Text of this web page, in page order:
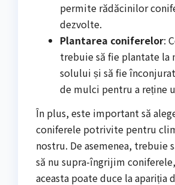
permite rădăcinilor
dezvolte.
Plantarea coniferelor:
trebuie să fie plantate la
solului și să fie
de mulci pentru a reține
În plus, este important să
coniferele potrivite pentru
nostru. De asemenea, trebuie
să nu supra-îngrijim
aceasta poate duce la apariția